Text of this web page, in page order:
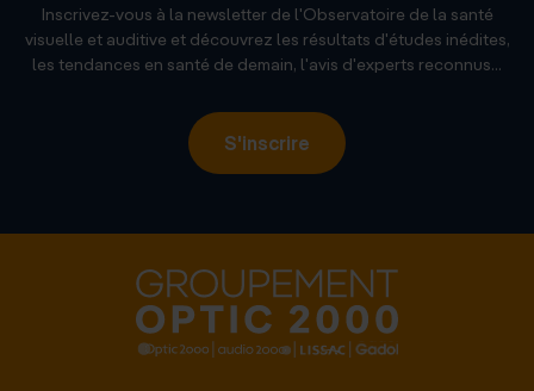
Inscrivez-vous à la newsletter de l'Observatoire de la santé
visuelle et auditive et découvrez les résultats d'études inédites,
les tendances en santé de demain, l'avis d'experts reconnus...
S'inscrire